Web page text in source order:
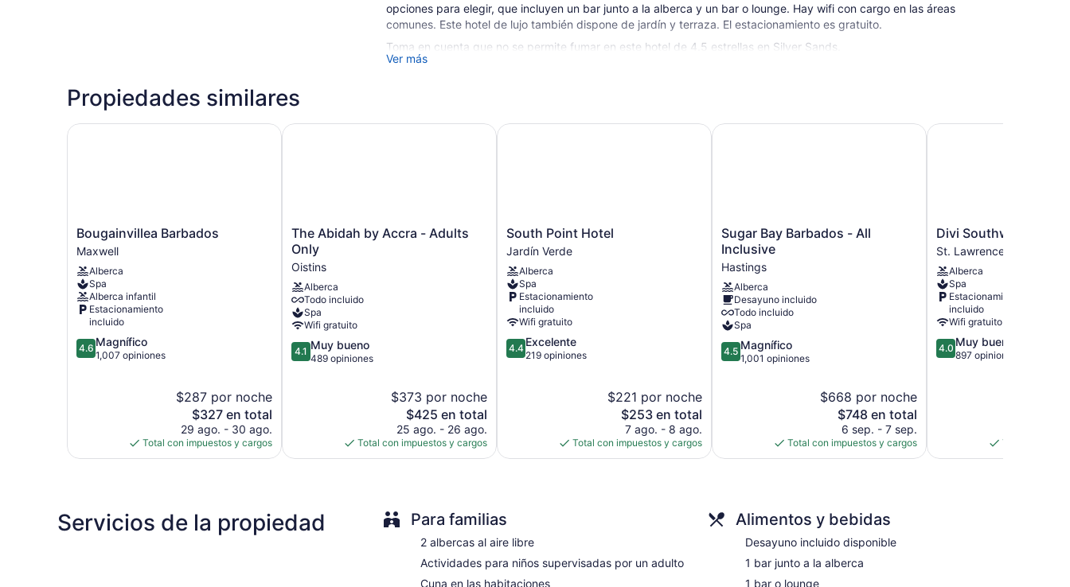
opciones para elegir, que incluyen un bar junto a la alberca y un bar o lounge. Hay wifi con cargo en las áreas
comunes. Este hotel de lujo también dispone de jardín y terraza. El estacionamiento es gratuito.
Toma en cuenta que no se permite fumar en este hotel de 4.5 estrellas en Silver Sands.
Guardería o actividades supervisadas
Camastros en la alberca
Desayuno disponible (con cargo)
Servicio de lavandería o tintorería
Servicio de recepción las 24 horas
Servicios de concierge
Organización de bodas
Terraza
No se permite fumar en la propiedad
Bar o lounge
Bar junto a la alberca
Ver más
Propiedades similares
Bougainvillea
Barbados
Maxwell
Bougainvillea Barbados
Maxwell
Alberca
Spa
Alberca infantil
Estacionamiento
incluido
4.6
de
4.6 Magnífico
1,007 opiniones
$287 por noche
El
precio
actual
es
$327 en total
29 ago. - 30 ago.
Total con impuestos y cargos
Bougainvillea Barbados
The
Abidah
by
Accra
-
Adults
Only
Oistins
The Abidah by Accra - Adults
Only
Oistins
Alberca
Todo incluido
Spa
Wifi gratuito
4.1
de
4.1 Muy bueno
489 opiniones
$373 por noche
El
precio
actual
es
$425 en total
25 ago. - 26 ago.
Total con impuestos y cargos
The Abidah by Accra - Adults Only
South
Point
Hotel
Jardín
Verde
South Point Hotel
Jardín Verde
Alberca
Spa
Estacionamiento
incluido
Wifi gratuito
4.4
de
4.4 Excelente
219 opiniones
$221 por noche
El
precio
actual
es
$253 en total
7 ago. - 8 ago.
Total con impuestos y cargos
South Point Hotel
Sugar
Bay
Barbados
-
All
Inclusive
Hastings
Sugar Bay Barbados - All
Inclusive
Hastings
Alberca
Desayuno incluido
Todo incluido
Spa
4.5
de
4.5 Magnífico
1,001 opiniones
$668 por noche
El
precio
actual
es
$748 en total
6 sep. - 7 sep.
Total con impuestos y cargos
Sugar Bay Barbados - All Inclusive
Divi
Southwinds
Beach
Resort
St.
Lawrence
Gap
Divi Southwinds
St. Lawrence Gap
Alberca
Spa
Estacionamiento
incluido
Wifi gratuito
4.0
de
4.0 Muy bueno
897 opiniones
Total con
Divi Southwinds Beach
Servicios de la propiedad Para familias
2 albercas al aire libre
Actividades para niños supervisadas por un adulto
Cuna en las habitaciones
Alimentos y bebidas
Desayuno incluido disponible
1 bar junto a la alberca
1 bar o lounge